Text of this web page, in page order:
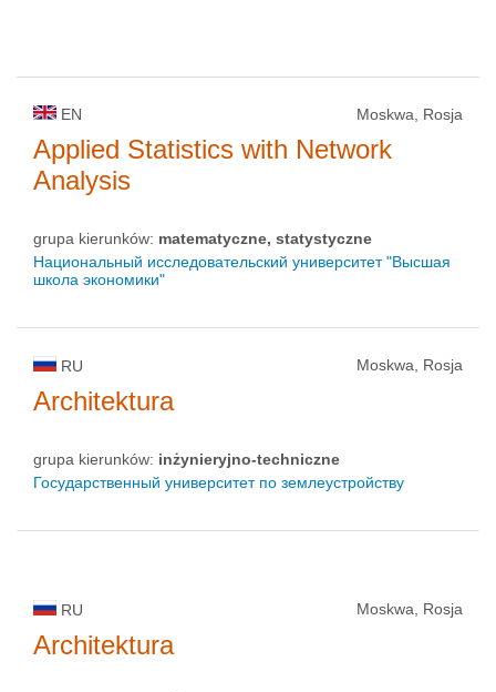
EN Moskwa, Rosja
Applied Statistics with Network
Analysis
grupa kierunków: matematyczne, statystyczne
Национальный исследовательский университет "Высшая
школа экономики"
RU Moskwa, Rosja
Architektura
grupa kierunków: inżynieryjno-techniczne
Государственный университет по землеустройству
RU Moskwa, Rosja
Architektura